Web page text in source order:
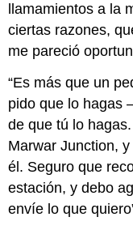
llamamientos a la
ciertas razones,
me pareció
“Es más que un
pido que lo hagas
de que tú lo
Marwar Junction,
él. Seguro que
estación, y debo
envíe lo que